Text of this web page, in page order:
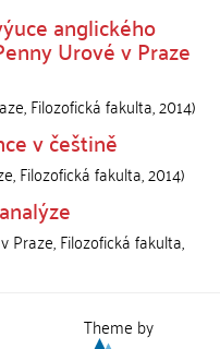
anglického
Urové v Praze
Filozofická fakulta,2014)
v češtině
Filozofická fakulta,2014)
Praze, Filozofická fakulta,
Theme by